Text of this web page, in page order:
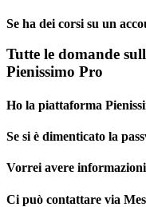
Se ha dei corsi su un
Tutte le domande
Pienissimo Pro
Ho la piattaforma
Se si è dimenticato la
Vorrei avere
Ci può contattare via